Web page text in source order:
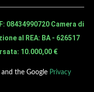
08434990720 Camera di
al REA: BA - 626517
10.000,00 €
the Google Privacy